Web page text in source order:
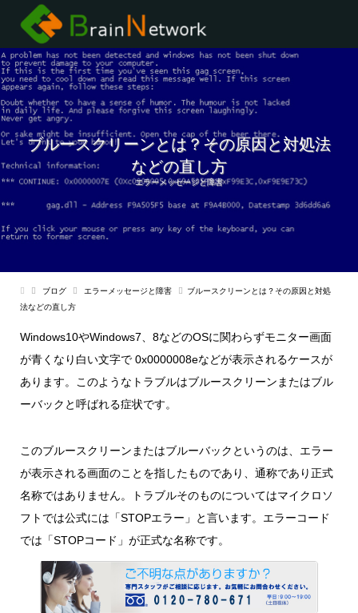
ブルースクリーンとは？その原因と対処法
などの直し方
エラーメッセージと障害
ブログ エラーメッセージと障害
ブルースクリーンとは？その原因と対処
法などの直し方
Windows10やWindows7、8などのOSに関わらずモニター画面
が青くなり白い文字で 0x0000008eなどが表示されるケースが
あります。このようなトラブルはブルースクリーンまたはブル
ーバックと呼ばれる症状です。
このブルースクリーンまたはブルーバックというのは、エラー
が表示される画面のことを指したものであり、通称であり正式
名称ではありません。トラブルそのものについてはマイクロソ
フトでは公式には「STOPエラー」と言います。エラーコード
では「STOPコード」が正式な名称です。